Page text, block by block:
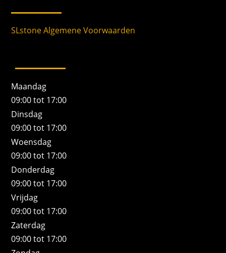
SLstone Algemene Voorwaarden
Maandag
09:00 tot 17:00
Dinsdag
09:00 tot 17:00
Woensdag
09:00 tot 17:00
Donderdag
09:00 tot 17:00
Vrijdag
09:00 tot 17:00
Zaterdag
09:00 tot 17:00